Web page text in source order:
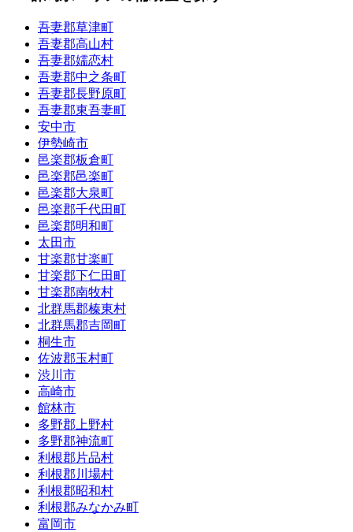
吾妻郡草津町
吾妻郡高山村
吾妻郡嬬恋村
吾妻郡中之条町
吾妻郡長野原町
吾妻郡東吾妻町
安中市
伊勢崎市
邑楽郡板倉町
邑楽郡邑楽町
邑楽郡大泉町
邑楽郡千代田町
邑楽郡明和町
太田市
甘楽郡甘楽町
甘楽郡下仁田町
甘楽郡南牧村
北群馬郡榛東村
北群馬郡吉岡町
桐生市
佐波郡玉村町
渋川市
高崎市
館林市
多野郡上野村
多野郡神流町
利根郡片品村
利根郡川場村
利根郡昭和村
利根郡みなかみ町
富岡市